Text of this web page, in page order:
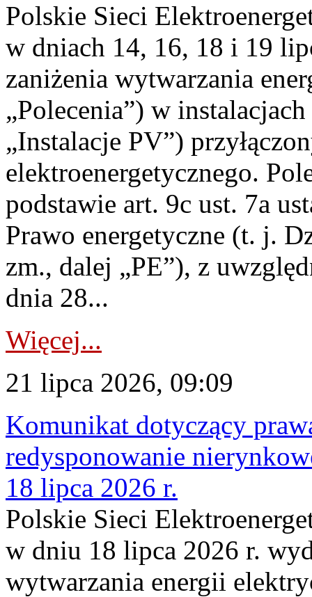
Polskie Sieci
w dniach 14, 16, 18 i 19
zaniżenia wytwarzania
„Polecenia”) w
„Instalacje PV”)
elektroenergetycznego.
podstawie art. 9c ust. 7a
Prawo energetyczne (t. j.
zm., dalej „PE”), z
dnia 28...
Więcej...
21 lipca 2026, 09:09
Komunikat dotyczący
redysponowanie
18 lipca 2026 r.
Polskie Sieci
w dniu 18 lipca 2026 r.
wytwarzania energii